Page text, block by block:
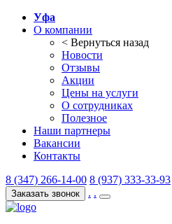
Уфа
О компании
< Вернуться назад
Новости
Отзывы
Акции
Цены на услуги
О сотрудниках
Полезное
Наши партнеры
Вакансии
Контакты
8 (347) 266-14-00 8 (937) 333-33-93
Заказать звонок . .